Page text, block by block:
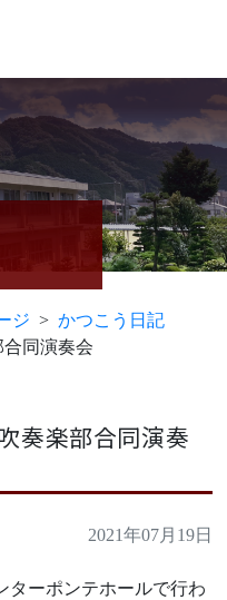
ジ
かつこう日記
合同演奏会
奏楽部合同演奏
2021年07月19日
ターポンテホールで行わ